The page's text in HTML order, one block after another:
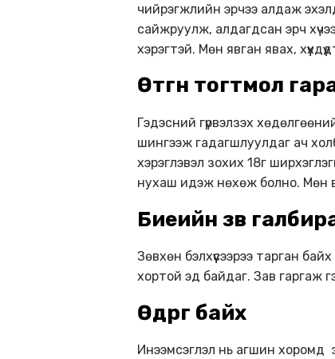
чийрэгжлийн эрчээ алдаж
сайжруулж, алдагдсан эрч
хэрэгтэй. Мөн явган явах,
Өтгөнөө тогтмол
Гэдэсний гүрвэлзэх
шингээж гадагшлуулдаг ач
хэрэглэвэл зохих 18г
нухаш идэж нөхөж болно. Мөн
Биеийн зөв
Зөвхөн бэлхүүсээрээ тарган
хортой эд байдаг. Зав гаргаж
Өөдрөг байх
Инээмсэглэл нь агшин хоромд